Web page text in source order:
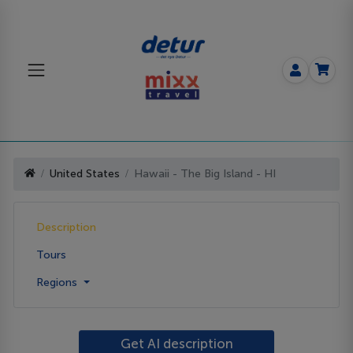
United States Hawaii - The Big Island - HI
Description
Tours
Regions
Get AI description